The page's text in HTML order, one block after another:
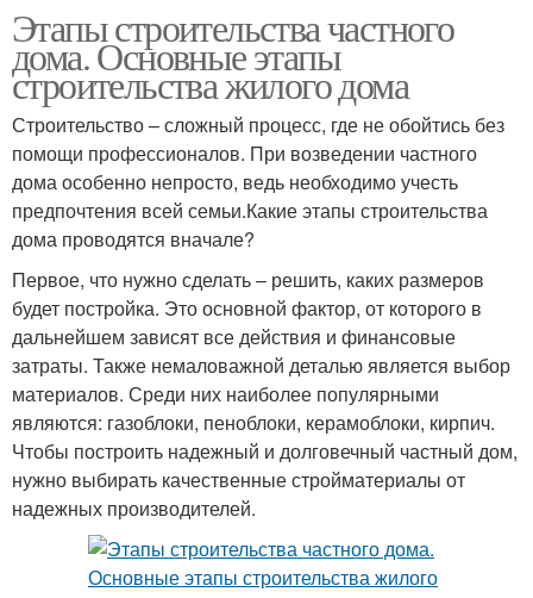
Этапы строительства частного
дома. Основные этапы
строительства жилого дома
Строительство – сложный процесс, где не обойтись без
помощи профессионалов. При возведении частного
дома особенно непросто, ведь необходимо учесть
предпочтения всей семьи.Какие этапы строительства
дома проводятся вначале?
Первое, что нужно сделать – решить, каких размеров
будет постройка. Это основной фактор, от которого в
дальнейшем зависят все действия и финансовые
затраты. Также немаловажной деталью является выбор
материалов. Среди них наиболее популярными
являются: газоблоки, пеноблоки, керамоблоки, кирпич.
Чтобы построить надежный и долговечный частный дом,
нужно выбирать качественные стройматериалы от
надежных производителей.